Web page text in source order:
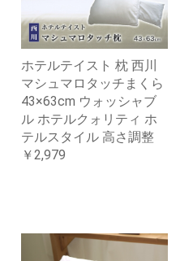
ホテルテイスト 枕 西川
マシュマロタッチまくら
43×63cm ウォッシャブ
ル ホテルクォリティ ホ
テルスタイル 高さ調整
￥2,979